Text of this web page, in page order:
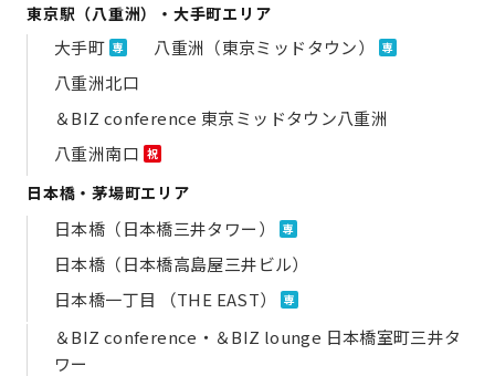
東京駅（八重洲）・大手町エリア
大手町 専 八重洲（東京ミッドタウン） 専
八重洲北口
＆BIZ conference 東京ミッドタウン八重洲
八重洲南口 祝
日本橋・茅場町エリア
日本橋（日本橋三井タワー） 専
日本橋（日本橋高島屋三井ビル）
日本橋一丁目 （THE EAST）
専
＆BIZ conference・＆BIZ lounge 日本橋室町三井タ
ワー